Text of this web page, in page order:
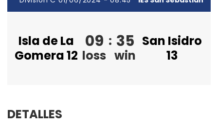
Isla de La
Gomera 12
09
loss
: 35
win
San Isidro
13
DETALLES